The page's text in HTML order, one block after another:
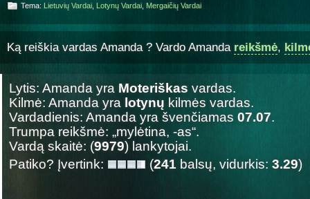
Tema: Lietuvių Vardai Lotynų Vardai Mergaičių Vardai
Ką reiškia vardas Amanda ? Vardo Amanda reikšmė,
Lytis: Amanda yra Moteriškas vardas.
Kilmė: Amanda yra lotynų kilmės vardas.
Vardadienis: Amanda yra švenčiamas 07.07.
Trumpa reikšmė: „mylėtina, -as“.
Vardą skaitė: (9979) lankytojai.
Patiko? Įvertink:
(241 balsų, vidurkis: 3.29)